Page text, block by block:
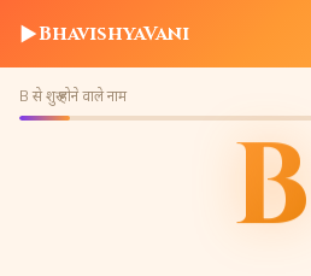
▶BhavishyaVani
B से शुरू होने वाले नाम
B